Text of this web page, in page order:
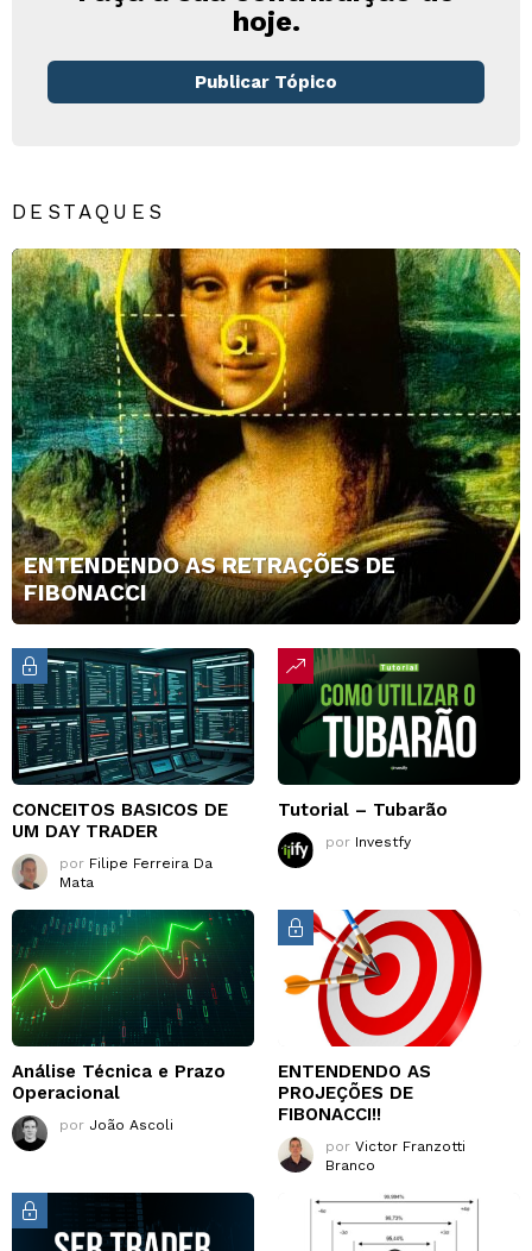
hoje.
Publicar Tópico
DESTAQUES
ENTENDENDO AS RETRAÇÕES DE
FIBONACCI
CONCEITOS BASICOS DE
UM DAY TRADER
por Filipe Ferreira Da
Mata
Tutorial – Tubarão
por Investfy
Análise Técnica e Prazo
Operacional
por João Ascoli
ENTENDENDO AS
PROJEÇÕES DE
FIBONACCI!!
por Victor Franzotti
Branco